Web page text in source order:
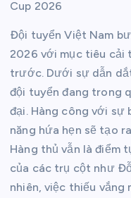
Cup 2026
Đội tuyển Việt Nam
2026 với mục tiêu cải
trước. Dưới sự dẫn
đội tuyển đang trong
đại. Hàng công với sự
năng hứa hẹn sẽ tạo
Hàng thủ vẫn là điểm
của các trụ cột như
nhiên, việc thiếu vắng